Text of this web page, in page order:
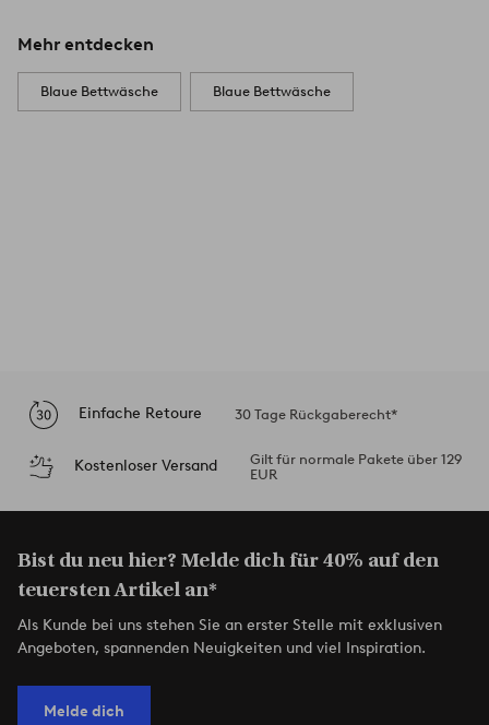
Mehr entdecken
Blaue Bettwäsche Blaue Bettwäsche
Einfache Retoure 30 Tage Rückgaberecht*
Kostenloser Versand
Gilt für normale Pakete über 129
EUR
Bist du neu hier? Melde dich für 40% auf den
teuersten Artikel an*
Als Kunde bei uns stehen Sie an erster Stelle mit exklusiven
Angeboten, spannenden Neuigkeiten und viel Inspiration.
Melde dich